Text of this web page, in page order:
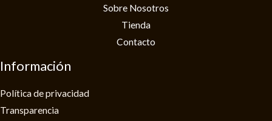
Sobre Nosotros
Tienda
Contacto
Información
Política de privacidad​
Transparencia